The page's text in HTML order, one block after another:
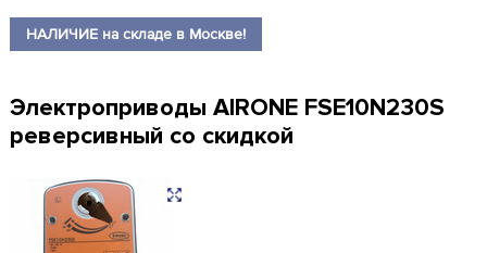
НАЛИЧИЕ на складе в Москве!
Электроприводы AIRONE FSE10N230S
реверсивный со скидкой